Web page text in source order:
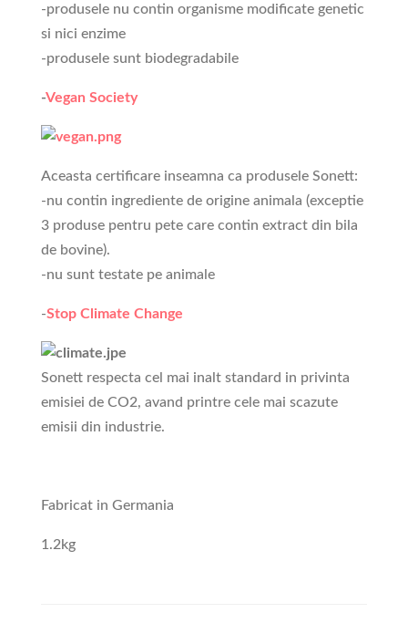
-produsele nu contin organisme modificate genetic
si nici enzime
-produsele sunt biodegradabile
-Vegan Society
Aceasta certificare inseamna ca produsele Sonett:
-nu contin ingrediente de origine animala (exceptie
3 produse pentru pete care contin extract din bila
de bovine).
-nu sunt testate pe animale
-Stop Climate Change
Sonett respecta cel mai inalt standard in privinta
emisiei de CO2, avand printre cele mai scazute
emisii din industrie.
Fabricat in Germania
1.2kg